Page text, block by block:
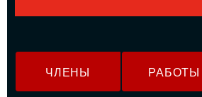
ЧЛЕНЫ РАБОТЫ